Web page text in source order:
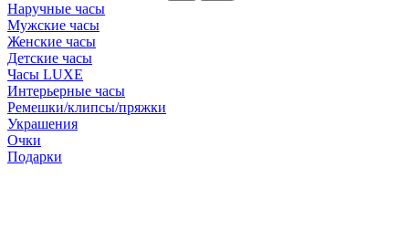
Наручные часы
Мужские часы
Женские часы
Детские часы
Часы LUXE
Интерьерные часы
Ремешки/клипсы/пряжки
Украшения
Очки
Подарки